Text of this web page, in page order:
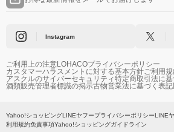
Instagram
ご利用上の注意LOHACOプライバシーポリシー
カスタマーハラスメントに対する基本方針ご利用規
アスクルのサイバーセキュリティ特定商取引法に
酒類販売管理者標識の掲示古物営業法に基づく表記
Yahoo!ショッピングLINEヤフープライバシーポリシーLINE
利用規約免責事項Yahoo!ショッピングガイドライン